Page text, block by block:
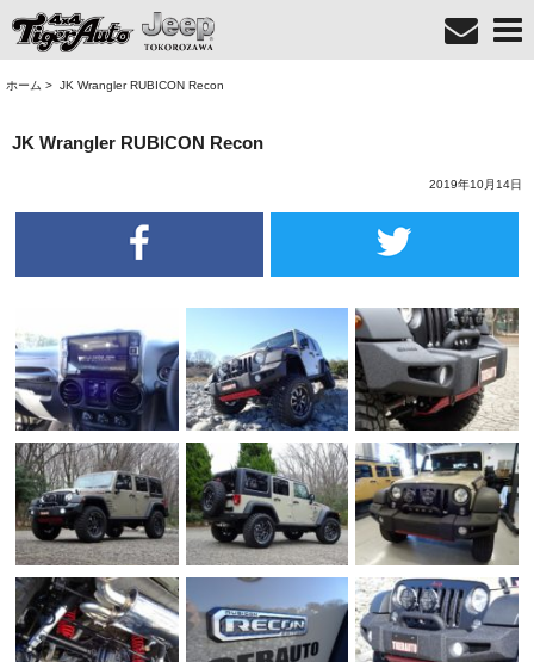
ホーム > JK Wrangler RUBICON Recon
JK Wrangler RUBICON Recon
2019年10月14日